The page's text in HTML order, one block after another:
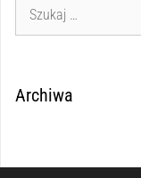
Archiwa